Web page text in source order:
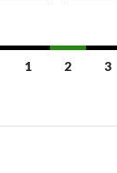
1 2 3